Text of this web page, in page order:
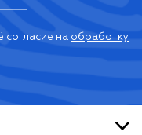
согласие на обработку